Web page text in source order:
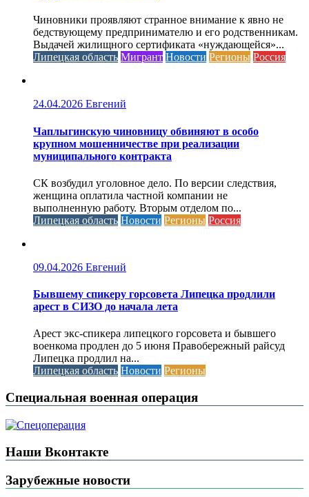
Чиновники проявляют странное внимание к явно не
бедствующему предпринимателю и его родственникам.
Выдачей жилищного сертификата «нуждающейся»...
Липецкая область Мигрант Новости Регионы Россия
24.04.2026 Евгений
Чаплыгинскую чиновницу обвиняют в особо
крупном мошенничестве при реализации
муниципального контракта
СК возбудил уголовное дело. По версии следствия,
женщина оплатила частной компании не
выполненную работу. Вторым отделом по...
Липецкая область Новости Регионы Россия
09.04.2026 Евгений
Бывшему спикеру горсовета Липецка продлили
арест в СИЗО до начала лета
Арест экс-спикера липецкого горсовета и бывшего
военкома продлен до 5 июня Правобережный райсуд
Липецка продлил на...
Липецкая область Новости Регионы
Специальная военная операция
Наши Вконтакте
Зарубежные новости